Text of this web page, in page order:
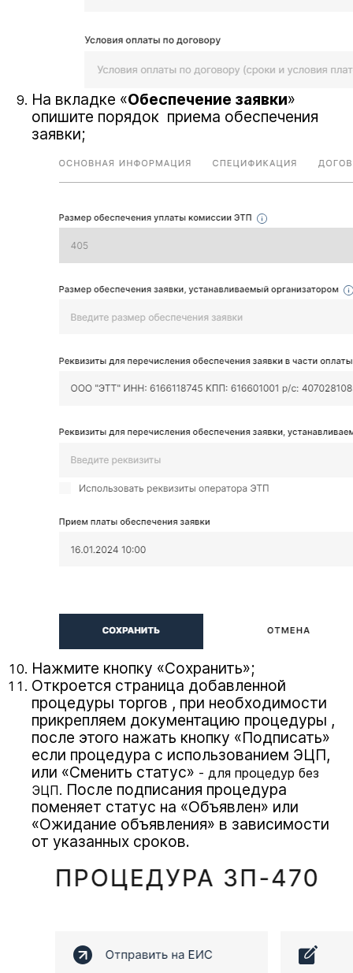
На вкладке «Обеспечение заявки»
опишите порядок приема обеспечения
заявки;
Нажмите кнопку «Сохранить»;
Откроется страница добавленной
процедуры торгов , при необходимости
прикрепляем документацию процедуры ,
после этого нажать кнопку «Подписать»
если процедура с использованием ЭЦП,
или «Сменить статус» - для процедур без
ЭЦП. После подписания процедура
поменяет статус на «Объявлен» или
«Ожидание объявления» в зависимости
от указанных сроков.